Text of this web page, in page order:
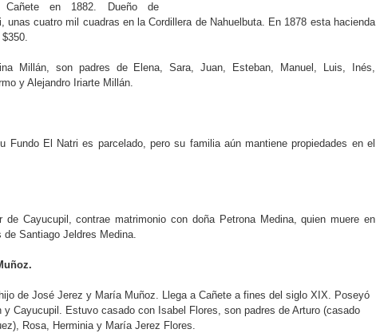
Cañete en 1882. Dueño de
unas cuatro mil cuadras en la Cordillera de Nahuelbuta. En 1878 esta hacienda
Millán, son padres de Elena, Sara, Juan, Esteban, Manuel, Luis, Inés,
y Alejandro Iriarte Millán.
Fundo El Natri es parcelado, pero su familia aún mantiene propiedades en el
de Cayucupil, contrae matrimonio con doña Petrona Medina, quien muere en
de Santiago Jeldres Medina.
de José Jerez y María Muñoz. Llega a Cañete a fines del siglo XIX. Poseyó
y Cayucupil. Estuvo casado con Isabel Flores, son padres de Arturo (casado
Rosa, Herminia y María Jerez Flores.